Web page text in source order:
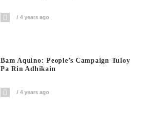
4 years ago
Bam Aquino: People’s Campaign Tuloy
Pa Rin Adhikain
4 years ago